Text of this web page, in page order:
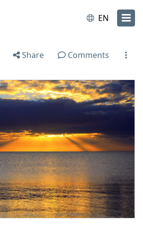
EN
Share Comments